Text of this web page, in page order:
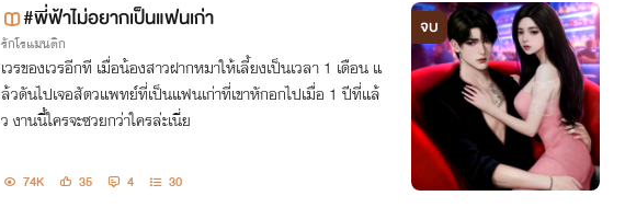
#พี่ฟ้าไม่อยากเป็นแฟนเก่า
รักโรแมนติก
เวรของเวรอีกที เมื่อน้องสาวฝากหมาให้เลี้ยงเป็นเวลา 1 เดือน แ
ล้วดันไปเจอสัตวแพทย์ที่เป็นแฟนเก่าที่เขาหักอกไปเมื่อ 1 ปีที่แล้
ว งานนี้ใครจะซวยกว่าใครล่ะเนี่ย
74K 35 4 30
จบ